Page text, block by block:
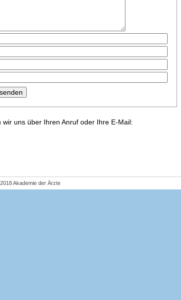
uns über Ihren Anruf oder Ihre E-Mail:
Akademie der Ärzte